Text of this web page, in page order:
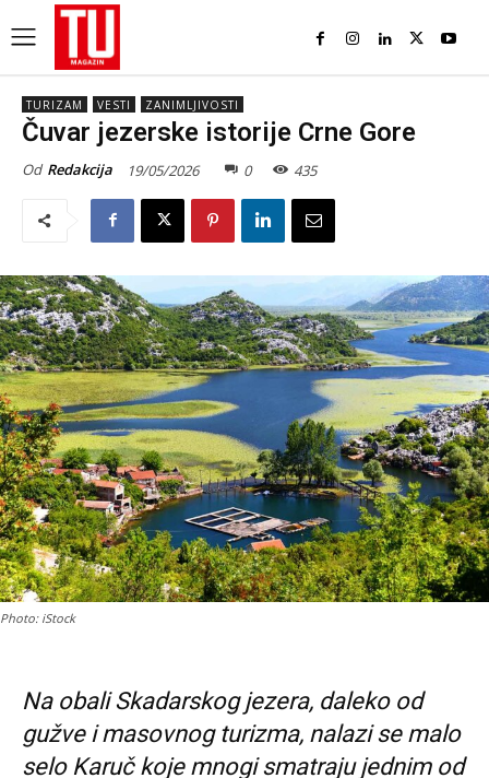
TURIZAM VESTI ZANIMLJIVOSTI
Čuvar jezerske istorije Crne Gore
Od Redakcija 19/05/2026 0 435
Photo: iStock
Na obali Skadarskog jezera, daleko od
gužve i masovnog turizma, nalazi se malo
selo Karuč koje mnogi smatraju jednim od